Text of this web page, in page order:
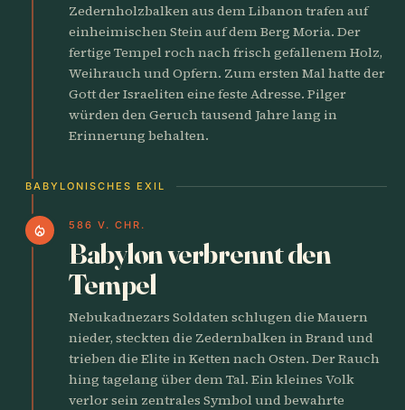
Zedernholzbalken aus dem Libanon trafen auf
einheimischen Stein auf dem Berg Moria. Der
fertige Tempel roch nach frisch gefallenem Holz,
Weihrauch und Opfern. Zum ersten Mal hatte der
Gott der Israeliten eine feste Adresse. Pilger
würden den Geruch tausend Jahre lang in
Erinnerung behalten.
BABYLONISCHES EXIL
local_fire_department 586 V. CHR.
Babylon verbrennt den
Tempel
Nebukadnezars Soldaten schlugen die Mauern
nieder, steckten die Zedernbalken in Brand und
trieben die Elite in Ketten nach Osten. Der Rauch
hing tagelang über dem Tal. Ein kleines Volk
verlor sein zentrales Symbol und bewahrte